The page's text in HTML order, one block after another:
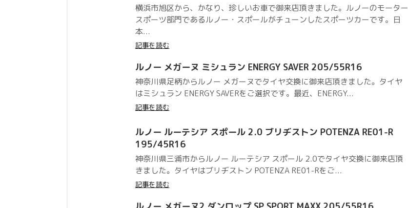
横浜市旭区から、かなり、珍しいお車で御来店頂きました。ルノーのモーター
スポーツ部門であるルノー・スポールがチューンしたスポーツカーです。日
本...
記事を読む
ルノー メガーヌ ミシュラン ENERGY SAVER 205/55R16
神奈川県足柄からルノー メガーヌでタイヤ交換に御来店頂きました。タイヤ
はミシュラン ENERGY SAVERをご選択です。最近、ENERGY...
記事を読む
ルノー ルーテシア スポール 2.0 ブリヂストン POTENZA RE01-R
195/45R16
神奈川県三浦市からルノー ルーテシア スポール 2.0でタイヤ交換に御来店頂
きました。タイヤはブリヂストン POTENZA RE01-Rをご...
記事を読む